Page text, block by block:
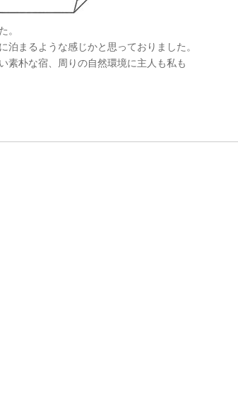
。
泊まるような感じかと思っておりました。
素朴な宿、周りの自然環境に主人も私も